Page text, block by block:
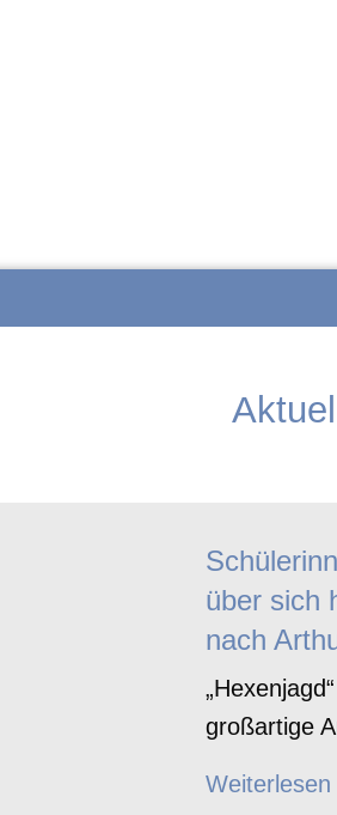
über sich
nach
großartige
Weiterlesen